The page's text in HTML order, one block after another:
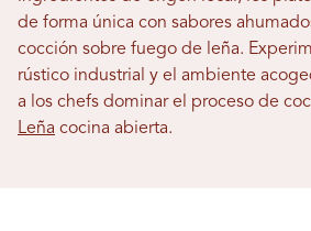
de forma única con sabores
cocción sobre fuego de leña.
rústico industrial y el ambiente
a los chefs dominar el proceso de
Leña cocina abierta.